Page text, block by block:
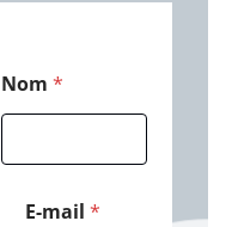
o
d
*
Nom *
E-mail *